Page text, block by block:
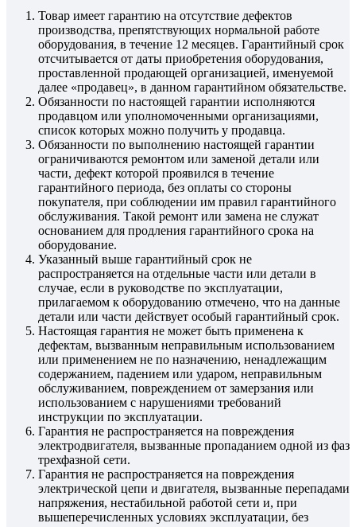
Товар имеет гарантию на отсутствие дефектов
производства, препятствующих нормальной работе
оборудования, в течение 12 месяцев. Гарантийный срок
отсчитывается от даты приобретения оборудования,
проставленной продающей организацией, именуемой
далее «продавец», в данном гарантийном обязательстве.
Обязанности по настоящей гарантии исполняются
продавцом или уполномоченными организациями,
список которых можно получить у продавца.
Обязанности по выполнению настоящей гарантии
ограничиваются ремонтом или заменой детали или
части, дефект которой проявился в течение
гарантийного периода, без оплаты со стороны
покупателя, при соблюдении им правил гарантийного
обслуживания. Такой ремонт или замена не служат
основанием для продления гарантийного срока на
оборудование.
Указанный выше гарантийный срок не
распространяется на отдельные части или детали в
случае, если в руководстве по эксплуатации,
прилагаемом к оборудованию отмечено, что на данные
детали или части действует особый гарантийный срок.
Настоящая гарантия не может быть применена к
дефектам, вызванным неправильным использованием
или применением не по назначению, ненадлежащим
содержанием, падением или ударом, неправильным
обслуживанием, повреждением от замерзания или
использованием с нарушениями требований
инструкции по эксплуатации.
Гарантия не распространяется на повреждения
электродвигателя, вызванные пропаданием одной из фаз
трехфазной сети.
Гарантия не распространяется на повреждения
электрической цепи и двигателя, вызванные перепадами
напряжения, нестабильной работой сети и, при
вышеперечисленных условиях эксплуатации, без